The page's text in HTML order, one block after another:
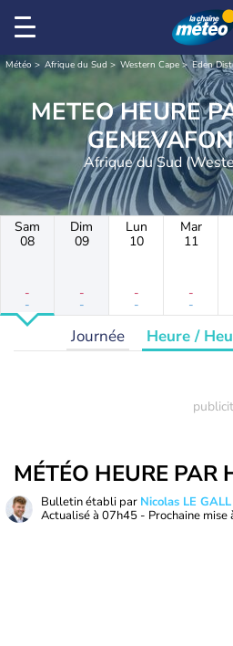
Météo Afrique du Sud Western Cape Eden
METEO HEURE
Afrique du Sud
Sam
08
-
-
Dim
09
-
-
Lun
10
-
-
Mar
11
-
-
Journée Heure /
MÉTÉO HEURE PAR
Bulletin établi par Nicolas LE GALL
Actualisé à 07h45 - Prochaine mise